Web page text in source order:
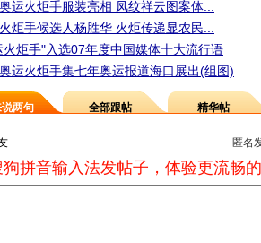
运火炬手服装亮相 凤纹祥云图案体...
炬手候选人杨胜华 火炬传递显农民...
火炬手"入选07年度中国媒体十大流行语
运火炬手集七年奥运报道海口展出(组图)
两句 全部跟帖 精华帖
匿名
拼音输入法发帖子，体验更流畅